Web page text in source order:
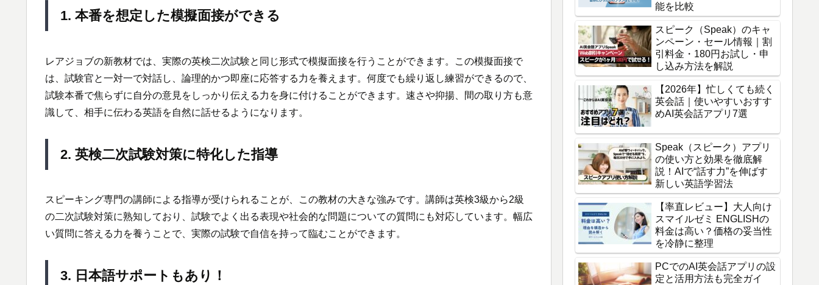
1. 本番を想定した模擬面接ができる
レアジョブの新教材では、実際の英検二次試験と同じ形式で模擬面接を行うことができます。この模擬面接で
は、試験官と一対一で対話し、論理的かつ即座に応答する力を養えます。何度でも繰り返し練習ができるので、
試験本番で焦らずに自分の意見をしっかり伝える力を身に付けることができます。速さや抑揚、間の取り方も意
識して、相手に伝わる英語を自然に話せるようになります。
2. 英検二次試験対策に特化した指導
スピーキング専門の講師による指導が受けられることが、この教材の大きな強みです。講師は英検3級から2級
の二次試験対策に熟知しており、試験でよく出る表現や社会的な問題についての質問にも対応しています。幅広
い質問に答える力を養うことで、実際の試験で自信を持って臨むことができます。
3. 日本語サポートもあり！
能を比較
スピーク（Speak）のキャ
ンペーン・セール情報｜割
引料金・180円お試し・申
し込み方法を解説
【2026年】忙しくても続く
英会話｜使いやすいおすす
めAI英会話アプリ7選
Speak（スピーク）アプリ
の使い方と効果を徹底解
説！AIで“話す力”を伸ばす
新しい英語学習法
【率直レビュー】大人向け
スマイルゼミ ENGLISHの
料金は高い？価格の妥当性
を冷静に整理
PCでのAI英会話アプリの設
定と活用方法も完全ガイ